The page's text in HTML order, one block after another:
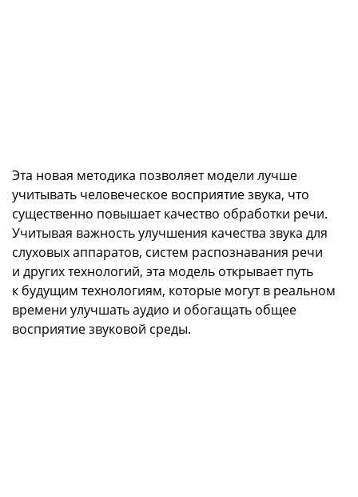
Эта новая методика позволяет модели лучше
учитывать человеческое восприятие звука, что
существенно повышает качество обработки речи.
Учитывая важность улучшения качества звука для
слуховых аппаратов, систем распознавания речи
и других технологий, эта модель открывает путь
к будущим технологиям, которые могут в реальном
времени улучшать аудио и обогащать общее
восприятие звуковой среды.